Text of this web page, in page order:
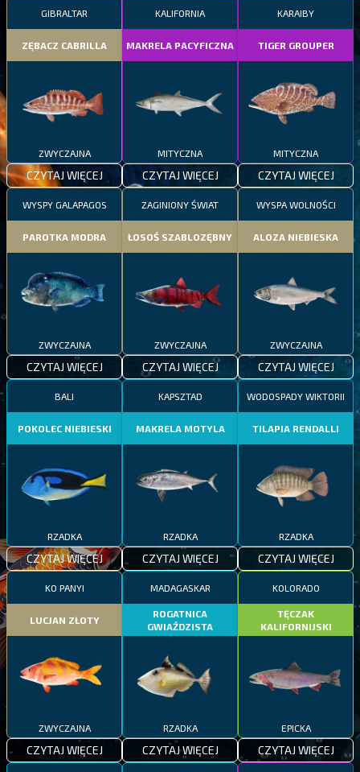
GIBRALTAR
ZĘBACZ CABRILLA
ZWYCZAJNA
CZYTAJ WIĘCEJ
KALIFORNIA
MAKRELA PACYFICZNA
MITYCZNA
CZYTAJ WIĘCEJ
KARAIBY
TIGER GROUPER
MITYCZNA
CZYTAJ WIĘCEJ
WYSPY GALAPAGOS
PAROTKA MODRA
ZWYCZAJNA
CZYTAJ WIĘCEJ
ZAGINIONY ŚWIAT
ŁOSOŚ SZABLOZĘBNY
ZWYCZAJNA
CZYTAJ WIĘCEJ
WYSPA WOLNOŚCI
ALOZA NIEBIESKA
ZWYCZAJNA
CZYTAJ WIĘCEJ
BALI
POKOLEC NIEBIESKI
RZADKA
CZYTAJ WIĘCEJ
KAPSZTAD
MAKRELA MOTYLA
RZADKA
CZYTAJ WIĘCEJ
WODOSPADY WIKTORII
TILAPIA RENDALLI
RZADKA
CZYTAJ WIĘCEJ
KO PANYI
LUCJAN ZŁOTY
ZWYCZAJNA
CZYTAJ WIĘCEJ
MADAGASKAR
ROGATNICA
GWIAŹDZISTA
RZADKA
CZYTAJ WIĘCEJ
KOLORADO
TĘCZAK
KALIFORNIJSKI
EPICKA
CZYTAJ WIĘCEJ